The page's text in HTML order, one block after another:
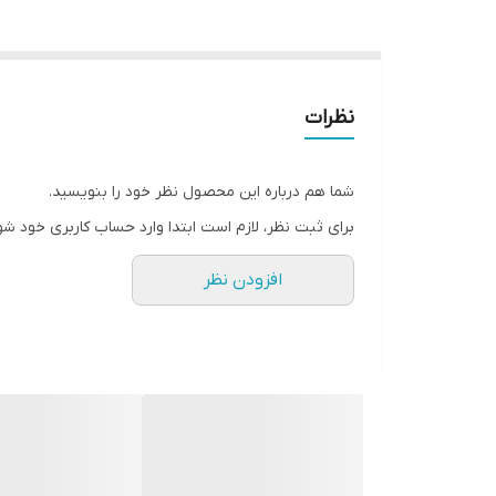
نظرات
شما هم درباره این محصول نظر خود را بنویسید.
برای ثبت نظر، لازم است ابتدا وارد حساب کاربری خود
افزودن نظر